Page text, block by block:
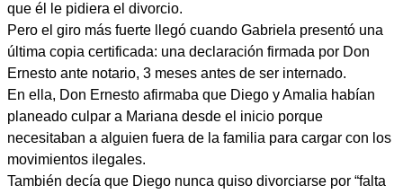
que él le pidiera el divorcio.
Pero el giro más fuerte llegó cuando Gabriela presentó una
última copia certificada: una declaración firmada por Don
Ernesto ante notario, 3 meses antes de ser internado.
En ella, Don Ernesto afirmaba que Diego y Amalia habían
planeado culpar a Mariana desde el inicio porque
necesitaban a alguien fuera de la familia para cargar con los
movimientos ilegales.
También decía que Diego nunca quiso divorciarse por “falta